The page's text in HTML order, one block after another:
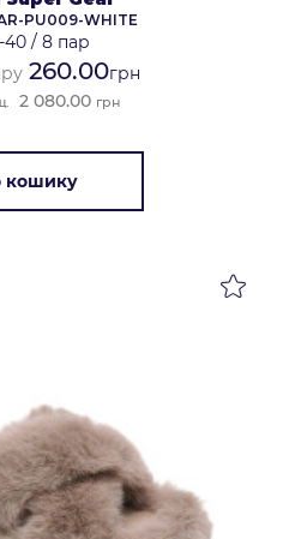
PU009-WHITE
40 / 8 пар
260.00грн
2 080.00 грн
кошику